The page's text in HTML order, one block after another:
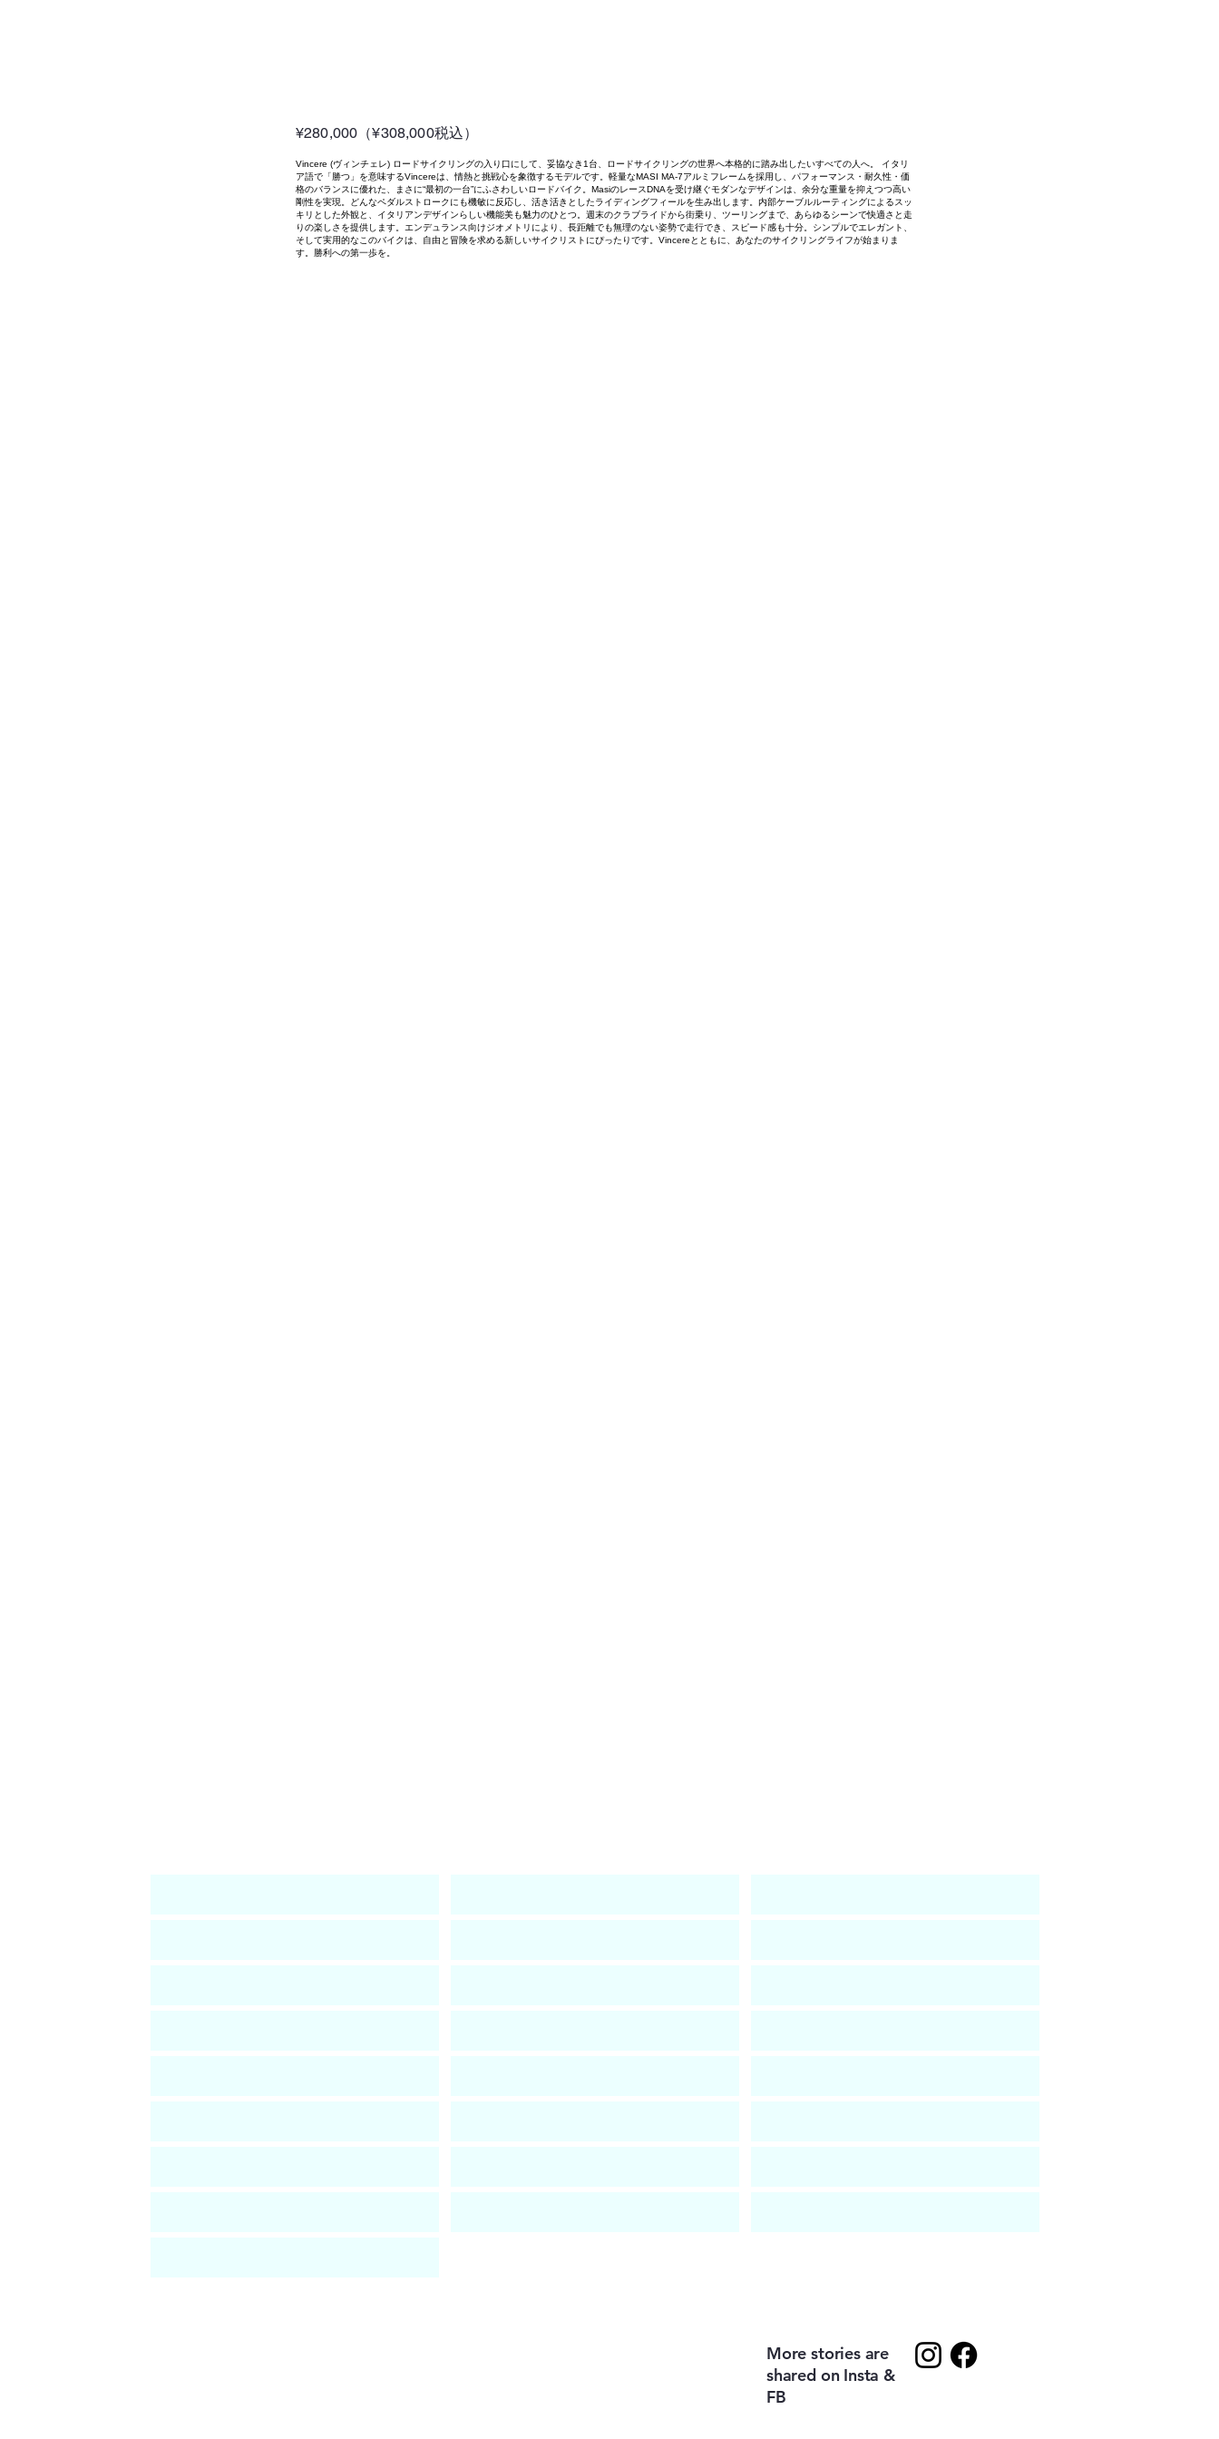
¥280,000（¥308,000税込）
Vincere (ヴィンチェレ) ロードサイクリングの入り口にして、妥協なき1台、ロードサイクリングの世界へ本格的に踏み出したいすべての人へ。 イタリ
ア語で「勝つ」を意味するVincereは、情熱と挑戦心を象徴するモデルです。軽量なMASI MA-7アルミフレームを採用し、パフォーマンス・耐久性・価
格のバランスに優れた、まさに“最初の一台”にふさわしいロードバイク。MasiのレースDNAを受け継ぐモダンなデザインは、余分な重量を抑えつつ高い
剛性を実現。どんなペダルストロークにも機敏に反応し、活き活きとしたライディングフィールを生み出します。内部ケーブルルーティングによるスッ
キリとした外観と、イタリアンデザインらしい機能美も魅力のひとつ。週末のクラブライドから街乗り、ツーリングまで、あらゆるシーンで快適さと走
りの楽しさを提供します。エンデュランス向けジオメトリにより、長距離でも無理のない姿勢で走行でき、スピード感も十分。シンプルでエレガント、
そして実用的なこのバイクは、自由と冒険を求める新しいサイクリストにぴったりです。Vincereとともに、あなたのサイクリングライフが始まりま
す。勝利への第一歩を。
More stories are
shared on Insta &
FB